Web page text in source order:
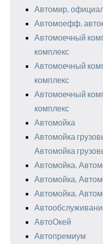
Автомир,
Автомоефф,
Автомоечный
комплекс
Автомоечный
комплекс
Автомоечный
комплекс
Автомойка
Автомойка
Автомойка
Автомойка,
Автомойка,
Автомойка,
АвтоОкей
Автопремиум